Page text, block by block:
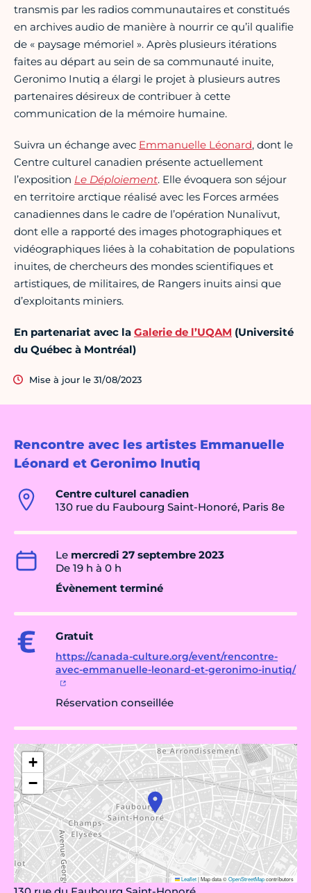
Rencontre avec les artistes Emmanuelle
Léonard et Geronimo Inutiq
Centre culturel canadien
130 rue du Faubourg Saint-Honoré, Paris 8e
Le mercredi 27 septembre 2023
De 19 h à 0 h
Évènement terminé
Gratuit
https://canada-culture.org/event/rencontre-
avec-emmanuelle-leonard-et-geronimo-inutiq/
Réservation conseillée
+
−
Leaflet|Map data ©OpenStreetMapcontributors
transmis par les radios communautaires et constitués
en archives audio de manière à nourrir ce qu’il qualifie
de « paysage mémoriel ». Après plusieurs itérations
faites au départ au sein de sa communauté inuite,
Geronimo Inutiq a élargi le projet à plusieurs autres
partenaires désireux de contribuer à cette
communication de la mémoire humaine.
Suivra un échange avec Emmanuelle Léonard, dont le
Centre culturel canadien présente actuellement
l’exposition Le Déploiement. Elle évoquera son séjour
en territoire arctique réalisé avec les Forces armées
canadiennes dans le cadre de l’opération Nunalivut,
dont elle a rapporté des images photographiques et
vidéographiques liées à la cohabitation de populations
inuites, de chercheurs des mondes scientifiques et
artistiques, de militaires, de Rangers inuits ainsi que
d’exploitants miniers.
En partenariat avec la Galerie de l’UQAM (Université
du Québec à Montréal)
Mise à jour le 31/08/2023